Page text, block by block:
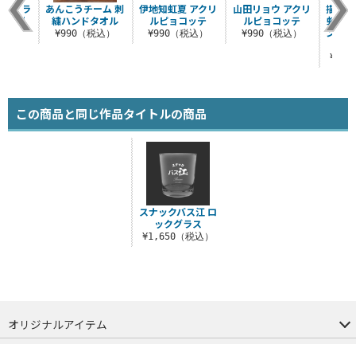
伊地知虹夏 アクリ
ルピョコッテ
¥990（税込）
山田リョウ アクリ
ルピョコッテ
¥990（税込）
描き
虹夏
ンド
ドラ
ップ
込）
あんこうチーム 刺
繍ハンドタオル
¥990（税込）
この商品と同じ作品タイトルの商品
スナックバス江 ロ
ックグラス
¥1,650（税込）
オリジナルアイテム